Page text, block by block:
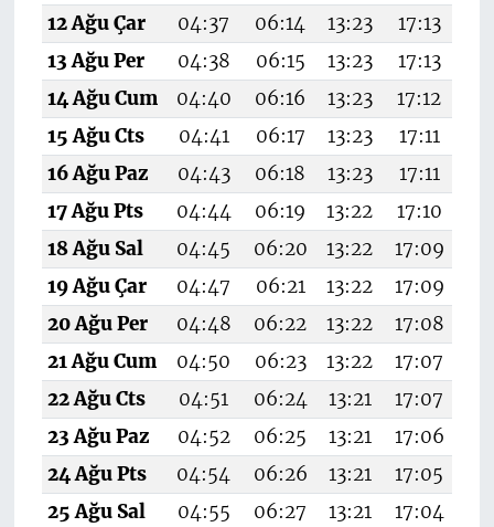
12 Ağu Çar
04:37 06:14 13:23 17:13
13 Ağu Per
04:38 06:15 13:23 17:13
14 Ağu Cum
04:40 06:16 13:23 17:12
15 Ağu Cts
04:41 06:17 13:23 17:11
16 Ağu Paz
04:43 06:18 13:23 17:11
17 Ağu Pts
04:44 06:19 13:22 17:10
18 Ağu Sal
04:45 06:20 13:22 17:09
19 Ağu Çar
04:47 06:21 13:22 17:09
20 Ağu Per
04:48 06:22 13:22 17:08
21 Ağu Cum
04:50 06:23 13:22 17:07
22 Ağu Cts
04:51 06:24 13:21 17:07
23 Ağu Paz
04:52 06:25 13:21 17:06
24 Ağu Pts
04:54 06:26 13:21 17:05
25 Ağu Sal
04:55 06:27 13:21 17:04